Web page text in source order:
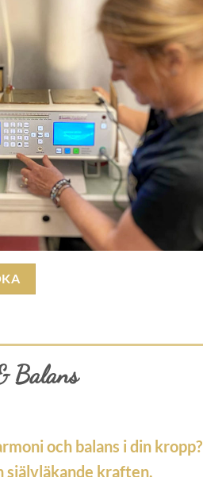
Balans
och balans i din kropp?
självläkande kraften.